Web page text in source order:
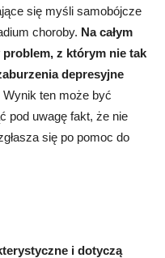
się myśli samobójcze
choroby. Na całym
z którym nie tak
depresyjne
Wynik ten może być
pod uwagę fakt, że nie
się po pomoc do
i dotyczą